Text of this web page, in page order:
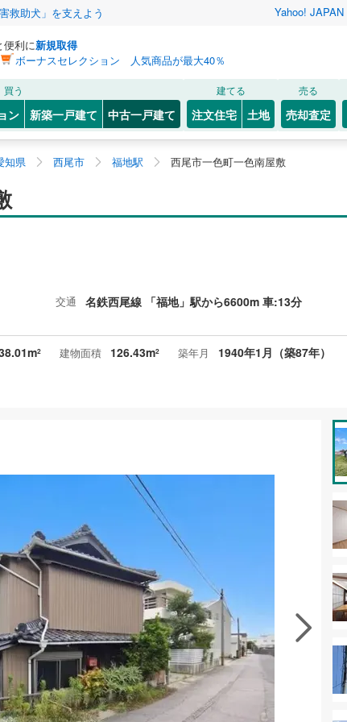
救助犬」を支えよう Yahoo! JAPAN
便利に新規取得
ボーナスセレクション 人気商品が最大40％
買う
ン 新築一戸建て 中古一戸建て
建てる
注文住宅 土地
売る
売却査定
知県 西尾市 福地駅 西尾市一色町一色南屋敷
交通 名鉄西尾線 「福地」駅から6600m 車:13分
2 建物面積 126.43m2 築年月 1940年1月（築87年）
資料をもらう 無料
の似た物件を見る
に入りに追加する